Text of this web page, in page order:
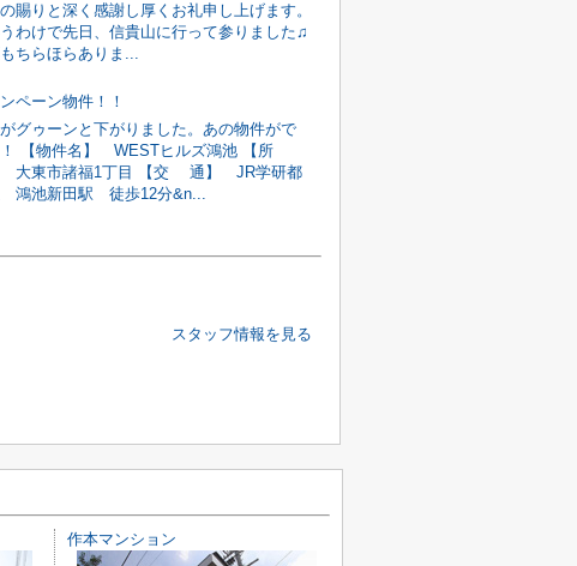
賜りと深く感謝し厚くお礼申し上げます。
わけで先日、信貴山に行って参りました♫
ちらほらありま...
ペーン物件！！
グゥーンと下がりました。あの物件がで
【物件名】 WESTヒルズ鴻池 【所
大東市諸福1丁目 【交 通】 JR学研都
鴻池新田駅 徒歩12分&n...
スタッフ情報を見る
作本マンション